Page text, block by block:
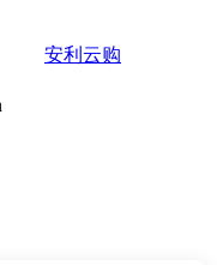
安利云购